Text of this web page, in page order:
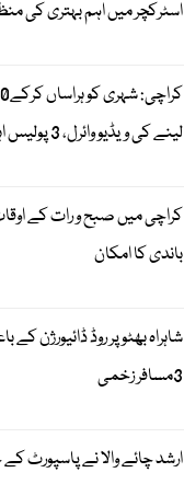
اسٹرکچر میں اہم بہتری کی
لینے کی ویڈیو وائرل، 3 پولیس اہلکار معطل
کراچی میں صبح و رات کے اوقات
باندی کا امکان
شاہراہ بھٹو پر روڈ ڈائیورژن
3مسافر زخمی
ارشد چائے والا نے پاسپورٹ